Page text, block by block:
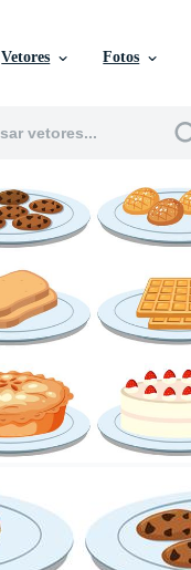
Vetores Fotos